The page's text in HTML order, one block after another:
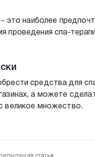
это наиболее
проведения спа-
средства для
а можете
великое множество.
статья